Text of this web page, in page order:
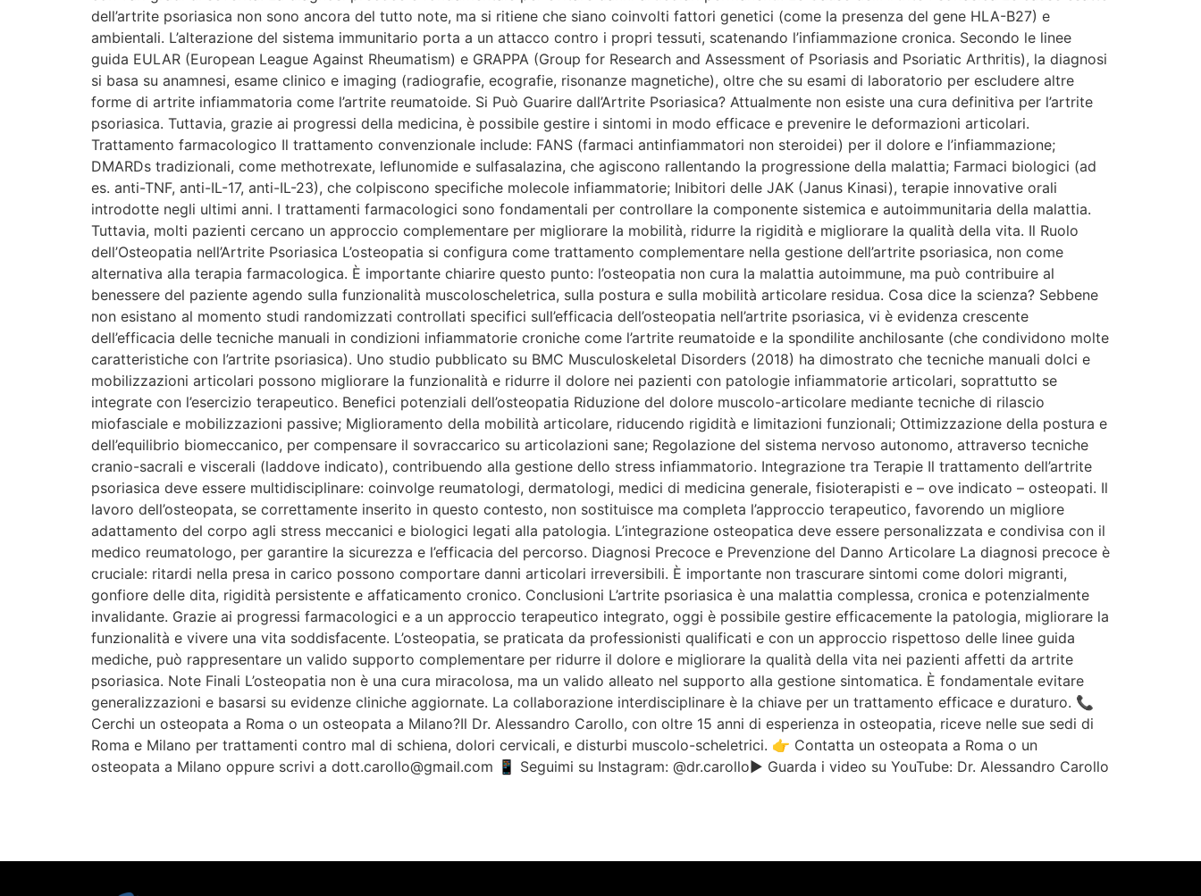
dell’artrite psoriasica non sono ancora del tutto note, ma si ritiene che siano coinvolti fattori genetici (come la presenza del gene HLA-B27) e
ambientali. L’alterazione del sistema immunitario porta a un attacco contro i propri tessuti, scatenando l’infiammazione cronica. Secondo le linee
guida EULAR (European League Against Rheumatism) e GRAPPA (Group for Research and Assessment of Psoriasis and Psoriatic Arthritis), la diagnosi
si basa su anamnesi, esame clinico e imaging (radiografie, ecografie, risonanze magnetiche), oltre che su esami di laboratorio per escludere altre
forme di artrite infiammatoria come l’artrite reumatoide. Si Può Guarire dall’Artrite Psoriasica? Attualmente non esiste una cura definitiva per l’artrite
psoriasica. Tuttavia, grazie ai progressi della medicina, è possibile gestire i sintomi in modo efficace e prevenire le deformazioni articolari.
Trattamento farmacologico Il trattamento convenzionale include: FANS (farmaci antinfiammatori non steroidei) per il dolore e l’infiammazione;
DMARDs tradizionali, come methotrexate, leflunomide e sulfasalazina, che agiscono rallentando la progressione della malattia; Farmaci biologici (ad
es. anti-TNF, anti-IL-17, anti-IL-23), che colpiscono specifiche molecole infiammatorie; Inibitori delle JAK (Janus Kinasi), terapie innovative orali
introdotte negli ultimi anni. I trattamenti farmacologici sono fondamentali per controllare la componente sistemica e autoimmunitaria della malattia.
Tuttavia, molti pazienti cercano un approccio complementare per migliorare la mobilità, ridurre la rigidità e migliorare la qualità della vita. Il Ruolo
dell’Osteopatia nell’Artrite Psoriasica L’osteopatia si configura come trattamento complementare nella gestione dell’artrite psoriasica, non come
alternativa alla terapia farmacologica. È importante chiarire questo punto: l’osteopatia non cura la malattia autoimmune, ma può contribuire al
benessere del paziente agendo sulla funzionalità muscoloscheletrica, sulla postura e sulla mobilità articolare residua. Cosa dice la scienza? Sebbene
non esistano al momento studi randomizzati controllati specifici sull’efficacia dell’osteopatia nell’artrite psoriasica, vi è evidenza crescente
dell’efficacia delle tecniche manuali in condizioni infiammatorie croniche come l’artrite reumatoide e la spondilite anchilosante (che condividono molte
caratteristiche con l’artrite psoriasica). Uno studio pubblicato su BMC Musculoskeletal Disorders (2018) ha dimostrato che tecniche manuali dolci e
mobilizzazioni articolari possono migliorare la funzionalità e ridurre il dolore nei pazienti con patologie infiammatorie articolari, soprattutto se
integrate con l’esercizio terapeutico. Benefici potenziali dell’osteopatia Riduzione del dolore muscolo-articolare mediante tecniche di rilascio
miofasciale e mobilizzazioni passive; Miglioramento della mobilità articolare, riducendo rigidità e limitazioni funzionali; Ottimizzazione della postura e
dell’equilibrio biomeccanico, per compensare il sovraccarico su articolazioni sane; Regolazione del sistema nervoso autonomo, attraverso tecniche
cranio-sacrali e viscerali (laddove indicato), contribuendo alla gestione dello stress infiammatorio. Integrazione tra Terapie Il trattamento dell’artrite
psoriasica deve essere multidisciplinare: coinvolge reumatologi, dermatologi, medici di medicina generale, fisioterapisti e – ove indicato – osteopati. Il
lavoro dell’osteopata, se correttamente inserito in questo contesto, non sostituisce ma completa l’approccio terapeutico, favorendo un migliore
adattamento del corpo agli stress meccanici e biologici legati alla patologia. L’integrazione osteopatica deve essere personalizzata e condivisa con il
medico reumatologo, per garantire la sicurezza e l’efficacia del percorso. Diagnosi Precoce e Prevenzione del Danno Articolare La diagnosi precoce è
cruciale: ritardi nella presa in carico possono comportare danni articolari irreversibili. È importante non trascurare sintomi come dolori migranti,
gonfiore delle dita, rigidità persistente e affaticamento cronico. Conclusioni L’artrite psoriasica è una malattia complessa, cronica e potenzialmente
invalidante. Grazie ai progressi farmacologici e a un approccio terapeutico integrato, oggi è possibile gestire efficacemente la patologia, migliorare la
funzionalità e vivere una vita soddisfacente. L’osteopatia, se praticata da professionisti qualificati e con un approccio rispettoso delle linee guida
mediche, può rappresentare un valido supporto complementare per ridurre il dolore e migliorare la qualità della vita nei pazienti affetti da artrite
psoriasica. Note Finali L’osteopatia non è una cura miracolosa, ma un valido alleato nel supporto alla gestione sintomatica. È fondamentale evitare
generalizzazioni e basarsi su evidenze cliniche aggiornate. La collaborazione interdisciplinare è la chiave per un trattamento efficace e duraturo. 📞
Cerchi un osteopata a Roma o un osteopata a Milano?Il Dr. Alessandro Carollo, con oltre 15 anni di esperienza in osteopatia, riceve nelle sue sedi di
Roma e Milano per trattamenti contro mal di schiena, dolori cervicali, e disturbi muscolo-scheletrici. 👉 Contatta un osteopata a Roma o un
osteopata a Milano oppure scrivi a dott.carollo@gmail.com 📱 Seguimi su Instagram: @dr.carollo▶️ Guarda i video su YouTube: Dr. Alessandro Carollo